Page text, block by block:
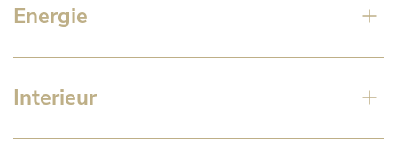
Energie
Interieur